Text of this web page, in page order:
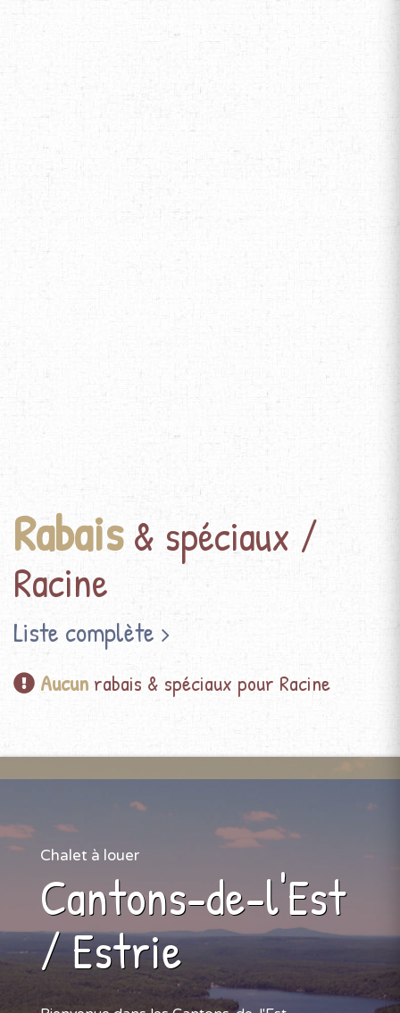
Rabais& spéciaux /
Racine
Liste complète
Aucun rabais & spéciaux pour Racine
Chalet à louer
Cantons-de-l'Est
/ Estrie